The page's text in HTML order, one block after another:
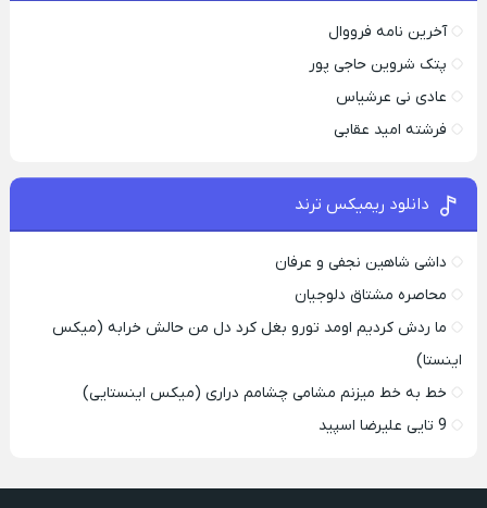
آخرین نامه فرووال
پتک شروین حاجی پور
عادی نی عرشیاس
فرشته امید عقابی
دانلود ریمیکس ترند
داشی شاهین نجفی و عرفان
محاصره مشتاق دلوجیان
ما ردش کردیم اومد تورو بغل کرد دل من حالش خرابه (میکس
اینستا)
خط به خط میزنم مشامی چشامم دراری (میکس اینستایی)
9 تایی علیرضا اسپید